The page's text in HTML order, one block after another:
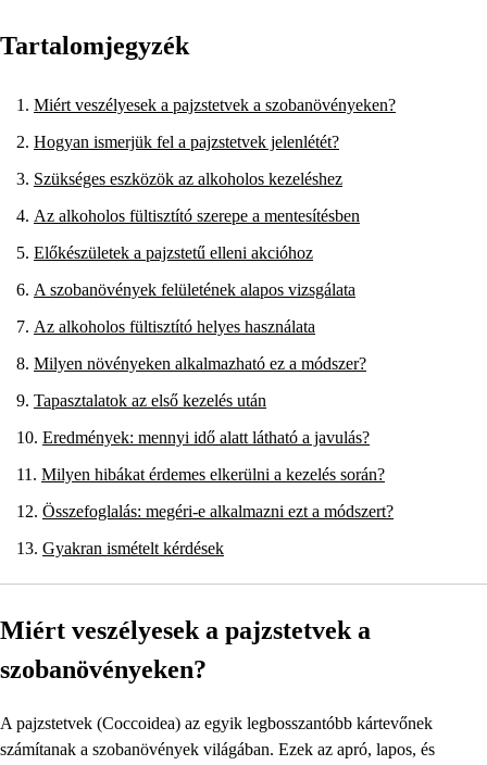
Tartalomjegyzék
Miért veszélyesek a pajzstetvek a szobanövényeken?
Hogyan ismerjük fel a pajzstetvek jelenlétét?
Szükséges eszközök az alkoholos kezeléshez
Az alkoholos fültisztító szerepe a mentesítésben
Előkészületek a pajzstetű elleni akcióhoz
A szobanövények felületének alapos vizsgálata
Az alkoholos fültisztító helyes használata
Milyen növényeken alkalmazható ez a módszer?
Tapasztalatok az első kezelés után
Eredmények: mennyi idő alatt látható a javulás?
Milyen hibákat érdemes elkerülni a kezelés során?
Összefoglalás: megéri-e alkalmazni ezt a módszert?
Gyakran ismételt kérdések
Miért veszélyesek a pajzstetvek a
szobanövényeken?
A pajzstetvek (Coccoidea) az egyik legbosszantóbb kártevőnek
számítanak a szobanövények világában. Ezek az apró, lapos, és